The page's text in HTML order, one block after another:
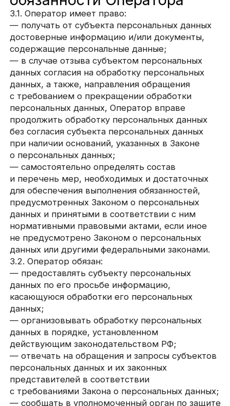
— организовывать обработку персональных
данных в порядке, установленном
действующим законодательством РФ;
— отвечать на обращения и запросы субъектов
представителей в соответствии
с требованиями Закона о персональных данных;
— сообщать в уполномоченный орган по защите
прав субъектов персональных данных
по запросу этого органа необходимую
информацию в течение 10 дней с даты
получения такого запроса;
— публиковать или иным образом обеспечивать
неограниченный доступ к настоящей Политике
в отношении обработки персональных данных;
— принимать правовые, организационные
и технические меры для защиты персональных
данных от неправомерного или случайного
доступа к ним, уничтожения, изменения,
блокирования, копирования, предоставления,
распространения персональных данных, а также
от иных неправомерных действий в отношении
персональных данных;
— прекратить передачу (распространение,
предоставление, доступ) персональных данных,
прекратить обработку и уничтожить
персональные данные в порядке и случаях,
предусмотренных Законом о персональных
данных;
— исполнять иные обязанности,
предусмотренные Законом о персональных
данных.
4. Основные права и
обязанности субъектов
персональных данных
4.1. Субъекты персональных данных имеют
право:
— получать информацию, касающуюся
обработки его персональных данных,
за исключением случаев, предусмотренных